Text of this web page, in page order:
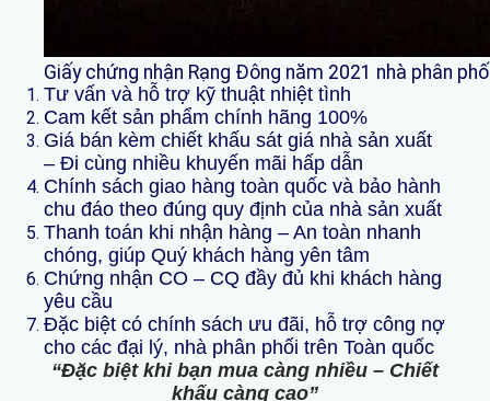
Giấy chứng nhận Rạng Đông năm 2021 nhà phân
Tư vấn và hỗ trợ kỹ thuật nhiệt tình
Cam kết sản phẩm chính hãng 100%
Giá bán kèm chiết khấu sát giá nhà sản xuất
– Đi cùng nhiều khuyến mãi hấp dẫn
Chính sách giao hàng toàn quốc và bảo hành
chu đáo theo đúng quy định của nhà sản xuất
Thanh toán khi nhận hàng – An toàn nhanh
chóng, giúp Quý khách hàng yên tâm
Chứng nhận CO – CQ đầy đủ khi khách hàng
yêu cầu
Đặc biệt có chính sách ưu đãi, hỗ trợ công nợ
cho các đại lý, nhà phân phối trên Toàn quốc
“Đặc biệt khi bạn mua càng nhiều – Chiết
khấu càng cao”